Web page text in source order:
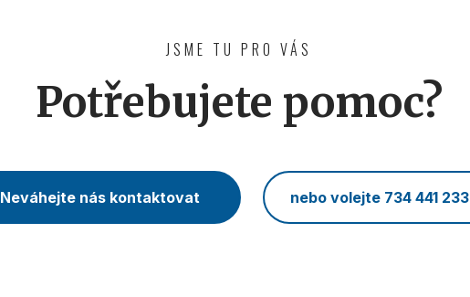
JSME TU PRO VÁS
Potřebujete pomoc?
Neváhejte nás kontaktovat nebo volejte 734 441 233